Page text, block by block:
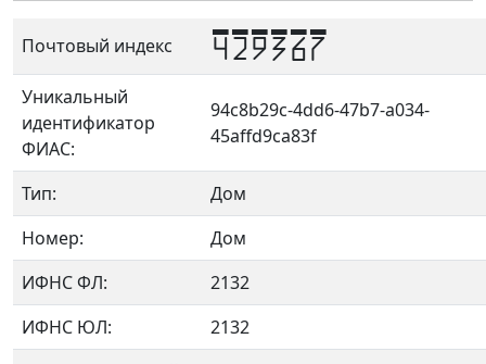
Почтовый индекс 429367
Уникальный
идентификатор
ФИАС:
94c8b29c-4dd6-47b7-a034-
45affd9ca83f
Тип:
Дом
Номер:
Дом
ИФНС ФЛ:
2132
ИФНС ЮЛ:
2132